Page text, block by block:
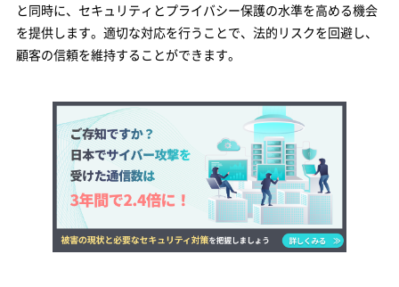
と同時に、セキュリティとプライバシー保護の水準を高める機会
を提供します。適切な対応を行うことで、法的リスクを回避し、
顧客の信頼を維持することができます。